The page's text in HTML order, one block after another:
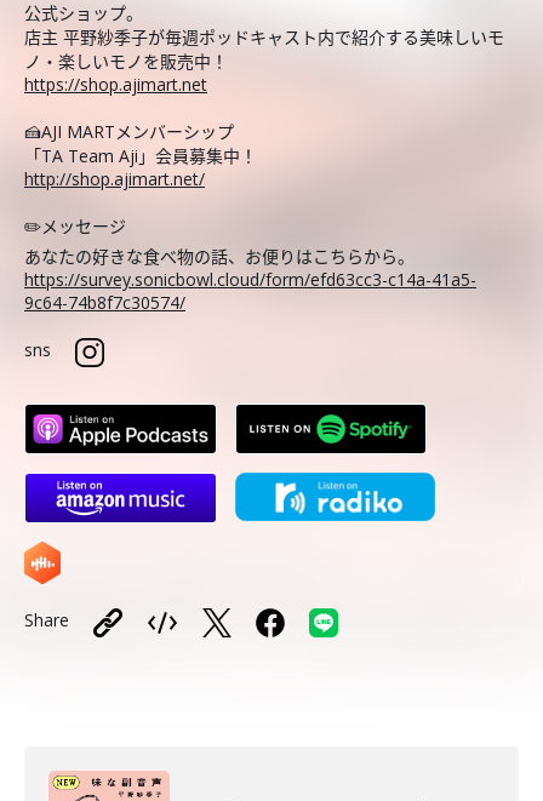
公式ショップ。
店主 平野紗季子が毎週ポッドキャスト内で紹介する美味しいモ
ノ・楽しいモノを販売中！
https://shop.ajimart.net
🍰AJI MARTメンバーシップ
「TA Team Aji」会員募集中！
http://shop.ajimart.net/
✏️メッセージ
あなたの好きな食べ物の話、お便りはこちらから。
https://survey.sonicbowl.cloud/form/efd63cc3-c14a-41a5-
9c64-74b8f7c30574/
sns
Share